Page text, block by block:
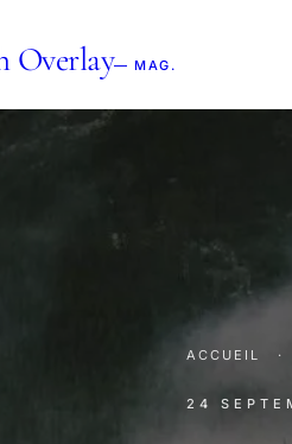
Overlay— MAG.
ACCUEIL ·
24